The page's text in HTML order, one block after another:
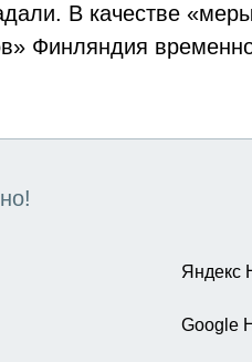
В качестве «меры
Финляндия
Яндекс
Google